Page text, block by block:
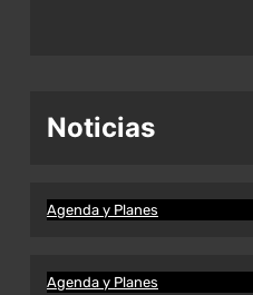
Noticias
Agenda y Planes
Agenda y Planes